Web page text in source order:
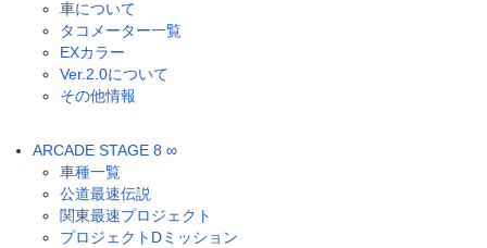
車について
タコメーター一覧
EXカラー
Ver.2.0について
その他情報
ARCADE STAGE 8 ∞
車種一覧
公道最速伝説
関東最速プロジェクト
プロジェクトDミッション